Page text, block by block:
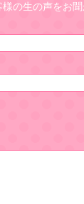
の生の声をお